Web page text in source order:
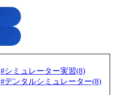
#シミュレーター実習(8)
#デンタルシミュレーター(8)